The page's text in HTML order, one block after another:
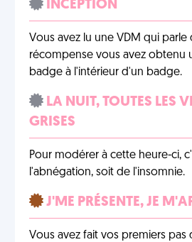
INCEPTION
Vous avez lu une VDM qui
récompense vous avez obtenu
badge à l'intérieur d'un badge.
LA NUIT, TOUTES LES
GRISES
Pour modérer à cette heure-ci,
l'abnégation, soit de l'insomnie.
J'ME PRÉSENTE, JE
Vous avez fait vos premiers pas